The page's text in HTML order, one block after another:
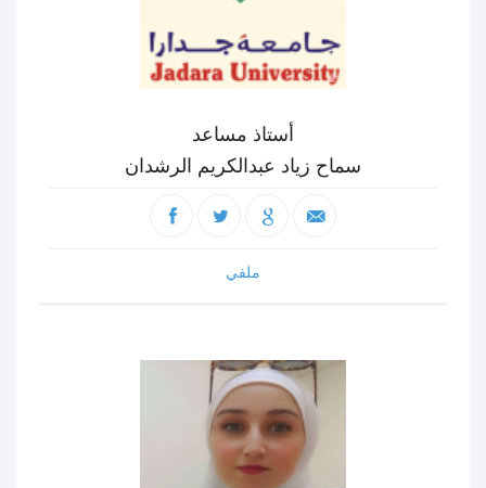
أستاذ مساعد
سماح زياد عبدالكريم الرشدان
ملفي